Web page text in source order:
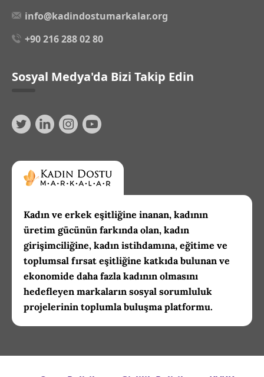
info@kadindostumarkalar.org
+90 216 288 02 80
Sosyal Medya'da Bizi Takip Edin
Kadın ve erkek eşitliğine inanan, kadının
üretim gücünün farkında olan, kadın
girişimciliğine, kadın istihdamına, eğitime ve
toplumsal fırsat eşitliğine katkıda bulunan ve
ekonomide daha fazla kadının olmasını
hedefleyen markaların sosyal sorumluluk
projelerinin toplumla buluşma platformu.